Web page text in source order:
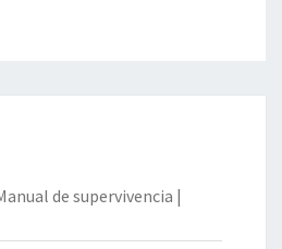
de supervivencia |